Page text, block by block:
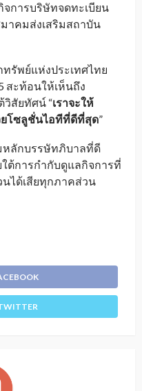
การบริษัทจดทะเบียน
มาคมส่งเสริมสถาบัน
รัพย์แห่งประเทศไทย
สะท้อนให้เห็นถึง
วิสัยทัศน์ “เราจะให้
ยโซลูชั่นไอทีที่ดีที่สุด”
หลักบรรษัทภิบาลที่ดี
ต้การกำกับดูแลกิจการที่
ได้เสียทุกภาคส่วน